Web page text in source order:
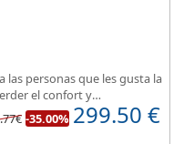
las personas que les gusta la
el confort y
de lechos,
-35.00% 299.50 €